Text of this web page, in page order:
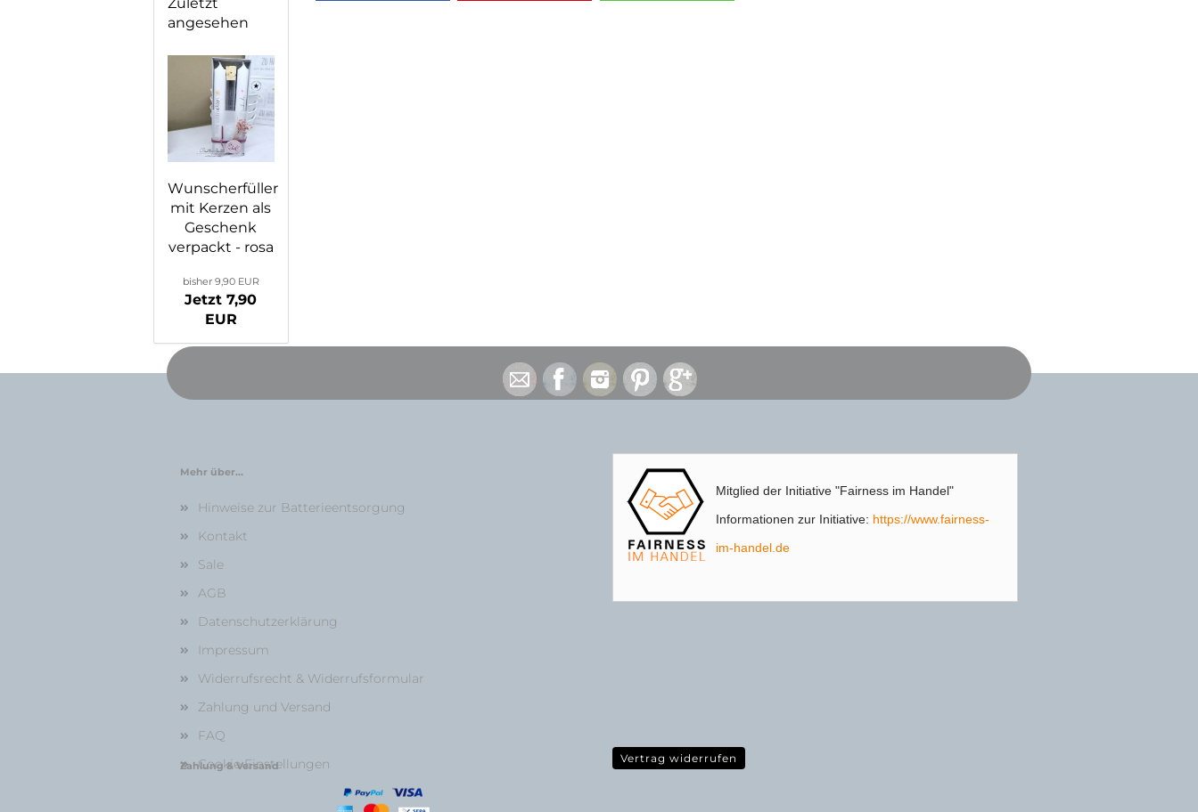
angesehen
Wunscherfüller
mit Kerzen als
Geschenk
verpackt - rosa
bisher 9,90 EUR
Jetzt 7,90
EUR
Mehr über...
Hinweise zur Batterieentsorgung
Kontakt
Sale
AGB
Datenschutzerklärung
Impressum
Widerrufsrecht & Widerrufsformular
Zahlung und Versand
FAQ
Cookie Einstellungen
Mitglied der Initiative "Fairness im Handel"
Informationen zur Initiative: https://www.fairness-
im-handel.de
Zahlung & Versand
Vertrag widerrufen